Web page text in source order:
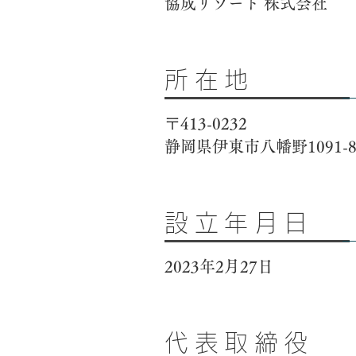
協成リゾート 株式会社
所在地
〒413-0232
静岡県伊東市八幡野1091-
設立年月日
2023年2月27日
代表取締役